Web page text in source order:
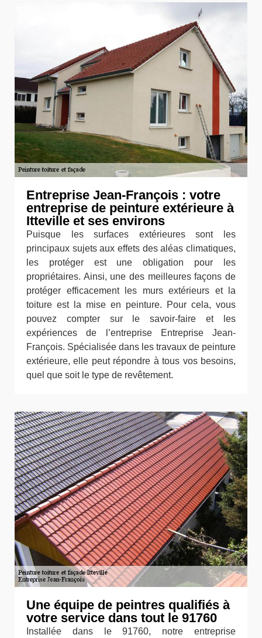
Entreprise Jean-François : votre
entreprise de peinture extérieure à
Itteville et ses environs
Puisque les surfaces extérieures sont les
principaux sujets aux effets des aléas climatiques,
les protéger est une obligation pour les
propriétaires. Ainsi, une des meilleures façons de
protéger efficacement les murs extérieurs et la
toiture est la mise en peinture. Pour cela, vous
pouvez compter sur le savoir-faire et les
expériences de l’entreprise Entreprise Jean-
François. Spécialisée dans les travaux de peinture
extérieure, elle peut répondre à tous vos besoins,
quel que soit le type de revêtement.
Une équipe de peintres qualifiés à
votre service dans tout le 91760
Installée dans le 91760, notre entreprise